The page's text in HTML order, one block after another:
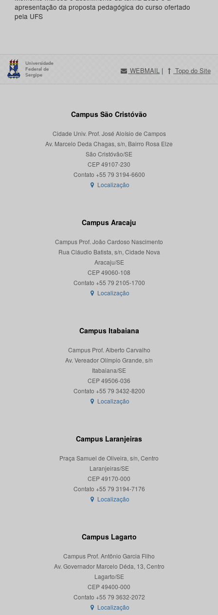
apresentação da proposta pedagógica do curso ofertado
pela UFS
WEBMAIL | Topo do Site
Campus São Cristóvão
Cidade Univ. Prof. José Aloísio de Campos
Av. Marcelo Deda Chagas, s/n, Bairro Rosa Elze
São Cristóvão/SE
CEP 49107-230
Localização
Campus Aracaju
Campus Prof. João Cardoso Nascimento
Rua Cláudio Batista, s/n, Cidade Nova
Aracaju/SE
CEP 49060-108
Localização
Campus Itabaiana
Campus Prof. Alberto Carvalho
Av. Vereador Olímpio Grande, s/n
Itabaiana/SE
CEP 49506-036
Localização
Campus Laranjeiras
Praça Samuel de Oliveira, s/n, Centro
Laranjeiras/SE
CEP 49170-000
Localização
Campus Lagarto
Campus Prof. Antônio Garcia Filho
Av. Governador Marcelo Déda, 13, Centro
Lagarto/SE
CEP 49400-000
Localização